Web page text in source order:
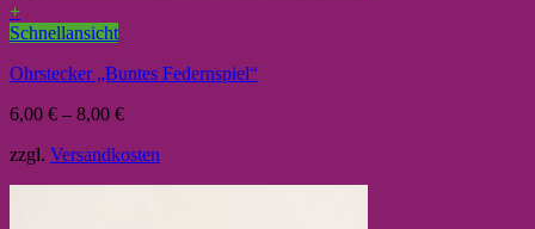
+
Schnellansicht
Ohrstecker „Buntes Federnspiel“
6,00 € – 8,00 €
zzgl. Versandkosten